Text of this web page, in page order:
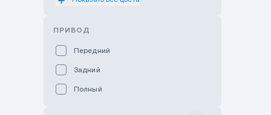
ПРИВОД
Передний
Задний
Полный